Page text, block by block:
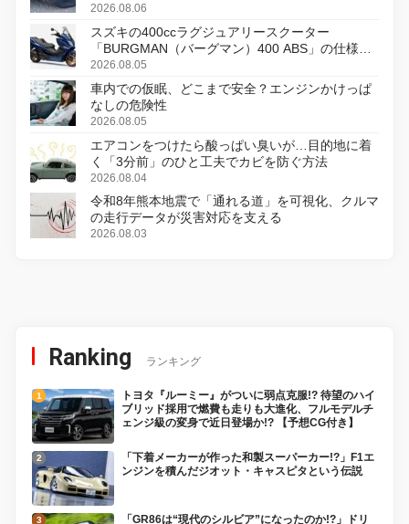
2026.08.06
スズキの400ccラグジュアリースクーター
「BURGMAN（バーグマン）400 ABS」の仕様を
変更し、8月18日に発売
2026.08.05
車内での仮眠、どこまで安全？エンジンかけっぱ
なしの危険性
2026.08.05
エアコンをつけたら酸っぱい臭いが…目的地に着
く「3分前」のひと工夫でカビを防ぐ方法
2026.08.04
令和8年熊本地震で「通れる道」を可視化、クルマ
の走行データが災害対応を支える
2026.08.03
Ranking ランキング
トヨタ『ルーミー』がついに弱点克服!? 待望のハイ
ブリッド採用で燃費も走りも大進化、フルモデルチ
ェンジ級の変身で近日登場か!? 【予想CG付き】
「下着メーカーが作った和製スーパーカー!?」F1エ
ンジンを積んだジオット・キャスピタという伝説
「GR86は“現代のシルビア”になったのか!?」ドリ